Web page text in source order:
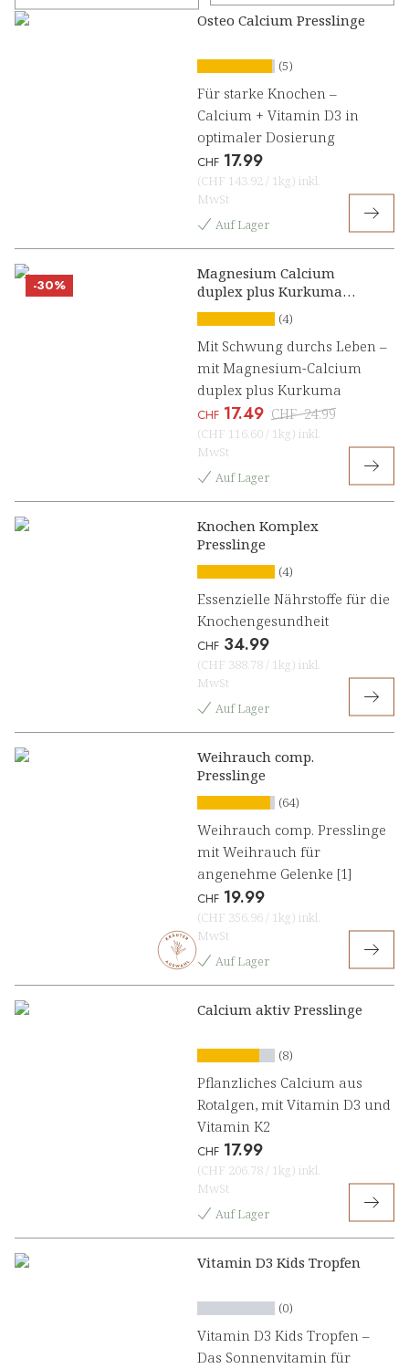
Osteo Calcium Presslinge
(5)
Für starke Knochen –
Calcium + Vitamin D3 in
optimaler Dosierung
CHF 17.99
(CHF 143.92 / 1kg) inkl.
MwSt
Auf Lager
-30%
Magnesium Calcium
duplex plus Kurkuma
Presslinge
(4)
Mit Schwung durchs Leben –
mit Magnesium-Calcium
duplex plus Kurkuma
CHF 17.49 CHF 24.99
(CHF 116.60 / 1kg) inkl.
MwSt
Auf Lager
Knochen Komplex
Presslinge
(4)
Essenzielle Nährstoffe für die
Knochengesundheit
CHF 34.99
(CHF 388.78 / 1kg) inkl.
MwSt
Auf Lager
Weihrauch comp.
Presslinge
(64)
Weihrauch comp. Presslinge
mit Weihrauch für
angenehme Gelenke [1]
CHF 19.99
(CHF 356.96 / 1kg) inkl.
MwSt
Auf Lager
Calcium aktiv Presslinge
(8)
Pflanzliches Calcium aus
Rotalgen, mit Vitamin D3 und
Vitamin K2
CHF 17.99
(CHF 206.78 / 1kg) inkl.
MwSt
Auf Lager
Vitamin D3 Kids Tropfen
(0)
Vitamin D3 Kids Tropfen –
Das Sonnenvitamin für